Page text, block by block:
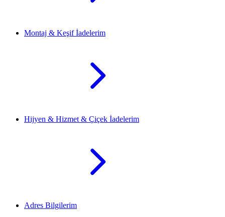
Montaj & Keşif İadelerim
Hijyen & Hizmet & Çiçek İadelerim
Adres Bilgilerim